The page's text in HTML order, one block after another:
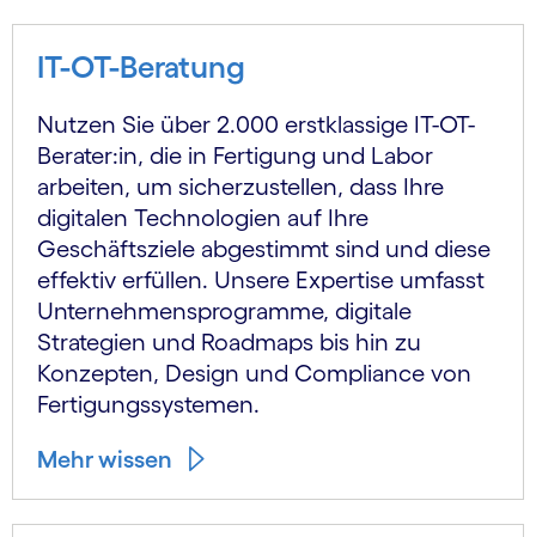
IT-OT-Beratung
Nutzen Sie über 2.000 erstklassige IT-OT-
Berater:in, die in Fertigung und Labor
arbeiten, um sicherzustellen, dass Ihre
digitalen Technologien auf Ihre
Geschäftsziele abgestimmt sind und diese
effektiv erfüllen. Unsere Expertise umfasst
Unternehmensprogramme, digitale
Strategien und Roadmaps bis hin zu
Konzepten, Design und Compliance von
Fertigungssystemen.
Mehr wissen